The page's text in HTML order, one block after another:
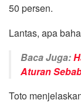
50 persen.
Lantas, apa
Baca Juga:
Aturan
Toto